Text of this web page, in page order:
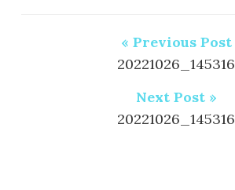
« Previous Post
20221026_145316
Next Post »
20221026_145316